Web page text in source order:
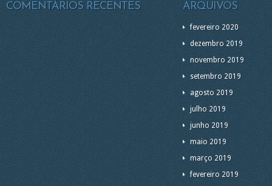
COMENTÁRIOS RECENTES ARQUIVOS
fevereiro 2020
dezembro 2019
novembro 2019
setembro 2019
agosto 2019
julho 2019
junho 2019
maio 2019
março 2019
fevereiro 2019